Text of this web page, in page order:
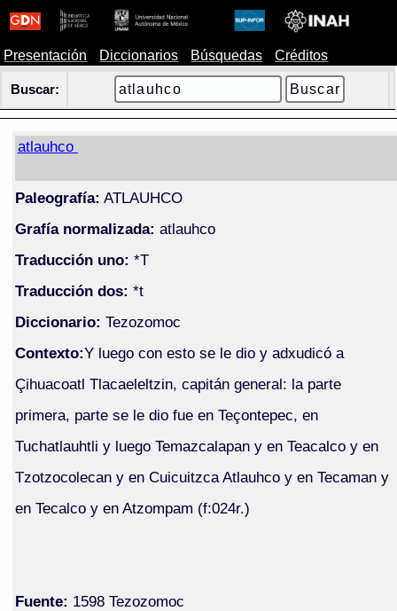
Presentación Diccionarios Búsquedas Créditos
Buscar:
atlauhco
Paleografía: ATLAUHCO
Grafía normalizada: atlauhco
Traducción uno: *T
Traducción dos: *t
Diccionario: Tezozomoc
Contexto:Y luego con esto se le dio y adxudicó a
Çihuacoatl Tlacaeleltzin, capitán general: la parte
primera, parte se le dio fue en Teçontepec, en
Tuchatlauhtli y luego Temazcalapan y en Teacalco y en
Tzotzocolecan y en Cuicuitzca Atlauhco y en Tecaman y
en Tecalco y en Atzompam (f:024r.)
Fuente: 1598 Tezozomoc